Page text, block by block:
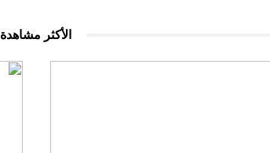
الأكثر مشاهدة